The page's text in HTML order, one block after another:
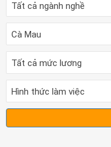
Tất cả ngành nghề
Cà Mau
Tất cả mức lương
Hình thức làm việc